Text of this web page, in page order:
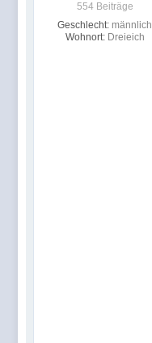
554 Beiträge
Geschlecht: männlich
Wohnort: Dreieich